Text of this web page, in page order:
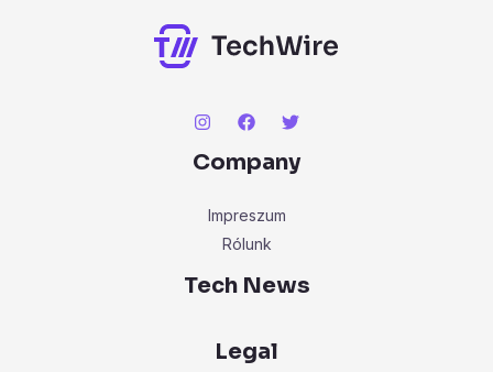
Company
Impreszum
Rólunk
Tech News
Legal